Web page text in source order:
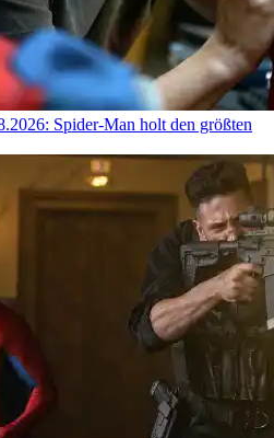
Spider-Man holt den größten